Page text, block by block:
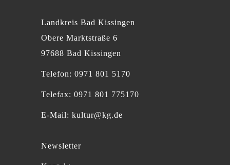
Landkreis Bad Kissingen
Obere Marktstraße 6
97688 Bad Kissingen
Telefon: 0971 801 5170
Telefax: 0971 801 775170
E-Mail: kultur@kg.de
Newsletter